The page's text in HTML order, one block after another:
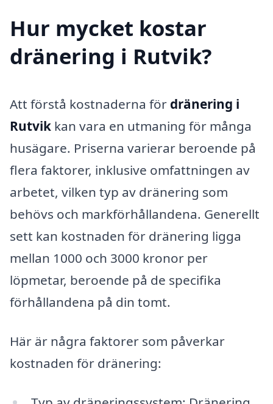
Hur mycket kostar
dränering i Rutvik?
Att förstå kostnaderna för dränering i
Rutvik kan vara en utmaning för många
husägare. Priserna varierar beroende på
flera faktorer, inklusive omfattningen av
arbetet, vilken typ av dränering som
behövs och markförhållandena. Generellt
sett kan kostnaden för dränering ligga
mellan 1000 och 3000 kronor per
löpmetar, beroende på de specifika
förhållandena på din tomt.
Här är några faktorer som påverkar
kostnaden för dränering: